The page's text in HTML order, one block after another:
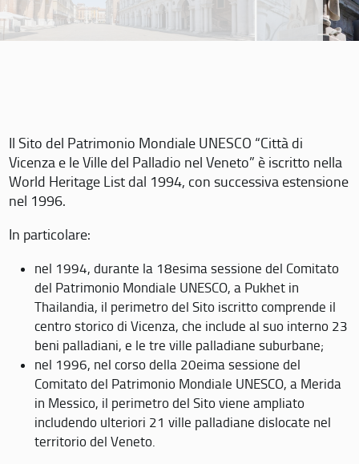
Il Sito del Patrimonio Mondiale UNESCO “Città di
Vicenza e le Ville del Palladio nel Veneto” è iscritto nella
World Heritage List dal 1994, con successiva estensione
nel 1996.
In particolare:
nel 1994, durante la 18esima sessione del Comitato
del Patrimonio Mondiale UNESCO, a Pukhet in
Thailandia, il perimetro del Sito iscritto comprende il
centro storico di Vicenza, che include al suo interno 23
beni palladiani, e le tre ville palladiane suburbane;
nel 1996, nel corso della 20eima sessione del
Comitato del Patrimonio Mondiale UNESCO, a Merida
in Messico, il perimetro del Sito viene ampliato
includendo ulteriori 21 ville palladiane dislocate nel
territorio del Veneto.